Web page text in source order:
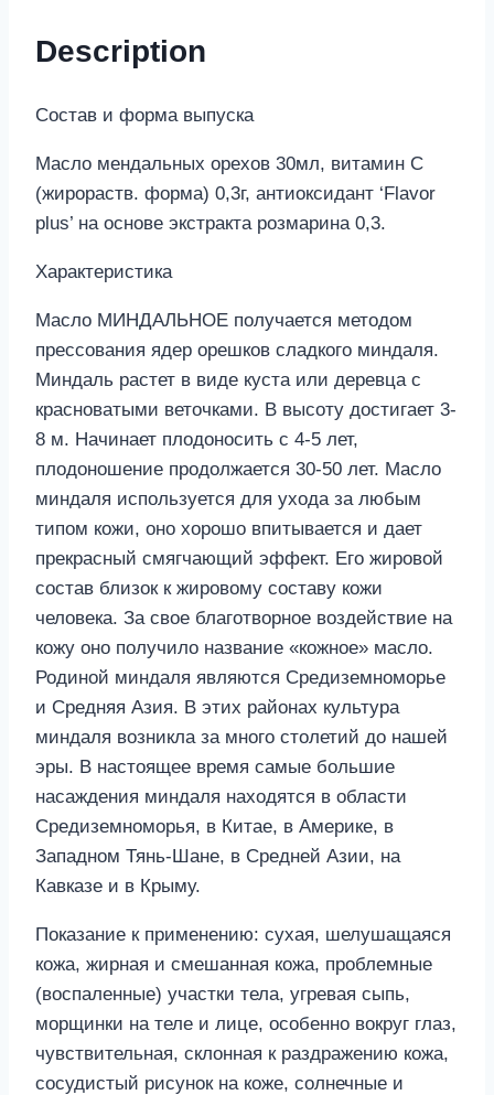
Description
Состав и форма выпуска
Масло мендальных орехов 30мл, витамин С
(жирораств. форма) 0,3г, антиоксидант ‘Flavor
plus’ на основе экстракта розмарина 0,3.
Характеристика
Масло МИНДАЛЬНОЕ получается методом
прессования ядер орешков сладкого миндаля.
Миндаль растет в виде куста или деревца с
красноватыми веточками. В высоту достигает 3-
8 м. Начинает плодоносить с 4-5 лет,
плодоношение продолжается 30-50 лет. Масло
миндаля используется для ухода за любым
типом кожи, оно хорошо впитывается и дает
прекрасный смягчающий эффект. Его жировой
состав близок к жировому составу кожи
человека. За свое благотворное воздействие на
кожу оно получило название «кожное» масло.
Родиной миндаля являются Средиземноморье
и Средняя Азия. В этих районах культура
миндаля возникла за много столетий до нашей
эры. В настоящее время самые большие
насаждения миндаля находятся в области
Средиземноморья, в Китае, в Америке, в
Западном Тянь-Шане, в Средней Азии, на
Кавказе и в Крыму.
Показание к применению: сухая, шелушащаяся
кожа, жирная и смешанная кожа, проблемные
(воспаленные) участки тела, угревая сыпь,
морщинки на теле и лице, особенно вокруг глаз,
чувствительная, склонная к раздражению кожа,
сосудистый рисунок на коже, солнечные и